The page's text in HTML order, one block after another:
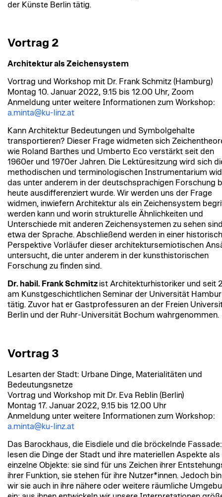
der Künste Berlin tätig.
Vortrag 2
Architektur als Zeichensystem
Vortrag und Workshop mit Dr. Frank Schmitz (Hamburg)
Montag 10. Januar 2022, 9.15 bis 12.00 Uhr, Zoom
Anmeldung unter weitere Informationen zum Workshop:
a.minta@ku-linz.at
Kann Architektur Bedeutungen und Symbolgehalte
transportieren? Dieser Frage widmeten sich
wie Roland Barthes und Umberto Eco verstärkt seit den
1960er und 1970er Jahren. Die Lektüresitzung wird sich
methodischen und terminologischen Instrumentarium
das unter anderem in der deutschsprachigen Forschung
heute ausdifferenziert wurde. Wir werden uns der Frage
widmen, inwiefern Architektur als ein Zeichensystem
werden kann und worin strukturelle Ähnlichkeiten und
Unterschiede mit anderen Zeichensystemen zu sehen
etwa der Sprache. Abschließend werden in einer
Perspektive Vorläufer dieser architektursemiotischen
untersucht, die unter anderem in der kunsthistorischen
Forschung zu finden sind.
Dr. habil. Frank Schmitz ist Architekturhistoriker und seit
am Kunstgeschichtlichen Seminar der Universität
tätig. Zuvor hat er Gastprofessuren an der Freien
Berlin und der Ruhr-Universität Bochum wahrgenommen.
Vortrag 3
Lesarten der Stadt: Urbane Dinge, Materialitäten und
Bedeutungsnetze
Vortrag und Workshop mit Dr. Eva Reblin (Berlin)
Montag 17. Januar 2022, 9.15 bis 12.00 Uhr
Anmeldung unter weitere Informationen zum Workshop:
a.minta@ku-linz.at
Das Barockhaus, die Eisdiele und die bröckelnde
lesen die Dinge der Stadt und ihre materiellen Aspekte als
einzelne Objekte: sie sind für uns Zeichen ihrer
ihrer Funktion, sie stehen für ihre Nutzer*innen. Jedoch
wir sie auch in ihre nähere oder weitere räumliche